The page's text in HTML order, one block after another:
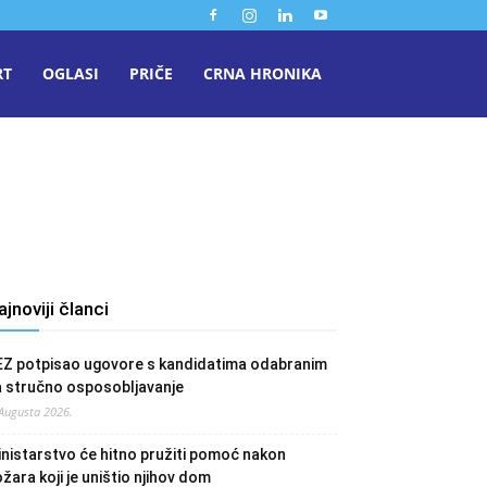
OGLASI PRIČE CRNA HRONIKA
članci
potpisao ugovore s kandidatima odabranim
stručno osposobljavanje
2026.
će hitno pružiti pomoć nakon
koji je uništio njihov dom